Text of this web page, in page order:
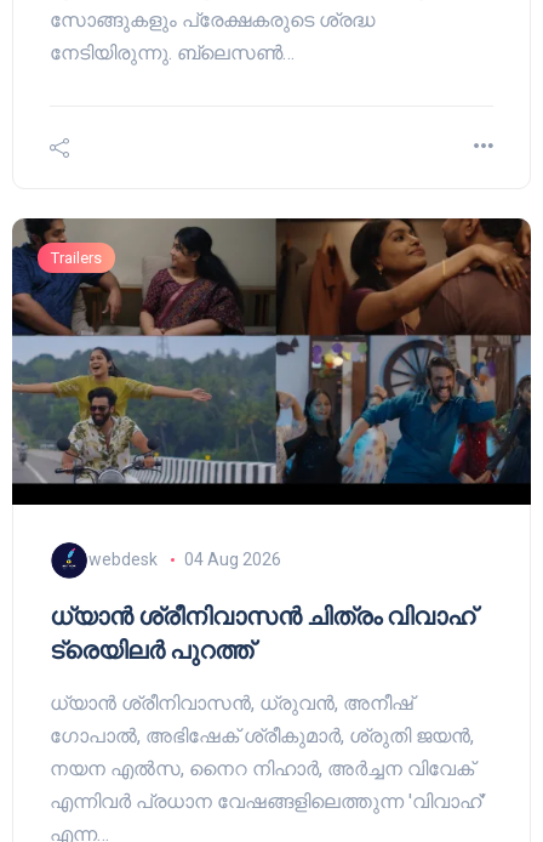
സോങ്ങുകളും പ്രേക്ഷകരുടെ ശ്രദ്ധ
നേടിയിരുന്നു. ബ്ലെസൺ…
Trailers
webdesk 04 Aug 2026
ധ്യാൻ ശ്രീനിവാസൻ ചിത്രം വിവാഹ്
ട്രെയിലർ പുറത്ത്
ധ്യാൻ ശ്രീനിവാസൻ, ധ്രുവൻ, അനീഷ്
ഗോപാൽ, അഭിഷേക് ശ്രീകുമാർ, ശ്രുതി ജയൻ,
നയന എൽസ, നൈറ നിഹാർ, അർച്ചന വിവേക്
എന്നിവർ പ്രധാന വേഷങ്ങളിലെത്തുന്ന 'വിവാഹ്'
എന്ന…